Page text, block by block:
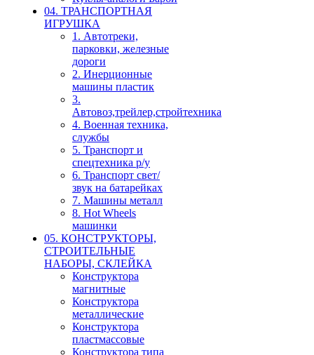
04. ТРАНСПОРТНАЯ
ИГРУШКА
1. Автотреки,
парковки, железные
дороги
2. Инерционные
машины пластик
3.
Автовоз,трейлер,стройтехника
4. Военная техника,
службы
5. Транспорт и
спецтехника р/у
6. Транспорт свет/
звук на батарейках
7. Машины металл
8. Hot Wheels
машинки
05. КОНСТРУКТОРЫ,
СТРОИТЕЛЬНЫЕ
НАБОРЫ, СКЛЕЙКА
Конструктора
магнитные
Конструктора
металлические
Конструктора
пластмассовые
Конструктора типа